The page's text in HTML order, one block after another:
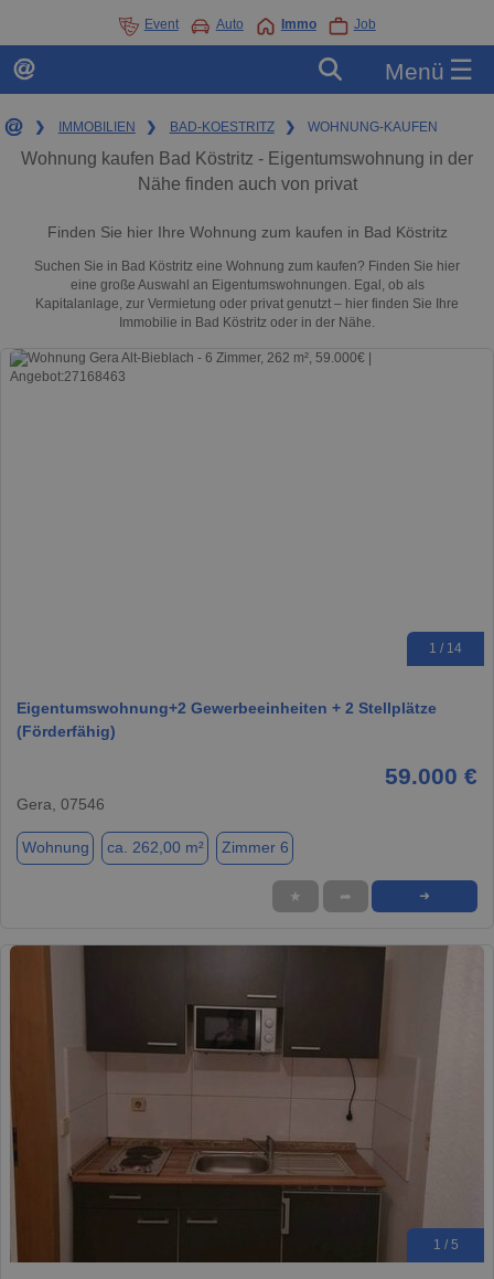
Event Auto Immo Job
Menü ☰
❯ IMMOBILIEN ❯ BAD-KOESTRITZ ❯ WOHNUNG-KAUFEN
Wohnung kaufen Bad Köstritz - Eigentumswohnung in der
Nähe finden auch von privat
Finden Sie hier Ihre Wohnung zum kaufen in Bad Köstritz
Suchen Sie in Bad Köstritz eine Wohnung zum kaufen? Finden Sie hier
eine große Auswahl an Eigentumswohnungen. Egal, ob als
Kapitalanlage, zur Vermietung oder privat genutzt – hier finden Sie Ihre
Immobilie in Bad Köstritz oder in der Nähe.
1 / 14
Eigentumswohnung+2 Gewerbeeinheiten + 2 Stellplätze
(Förderfähig)
59.000 €
Gera, 07546
Wohnung ca. 262,00 m² Zimmer 6
★ ➦ ➜
1 / 5